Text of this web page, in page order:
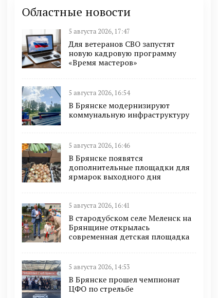
Областные новости
5 августа 2026, 17:47
Для ветеранов СВО запустят
новую кадровую программу
«Время мастеров»
5 августа 2026, 16:54
В Брянске модернизируют
коммунальную инфраструктуру
5 августа 2026, 16:46
В Брянске появятся
дополнительные площадки для
ярмарок выходного дня
5 августа 2026, 16:41
В стародубском селе Меленск на
Брянщине открылась
современная детская площадка
5 августа 2026, 14:53
В Брянске прошел чемпионат
ЦФО по стрельбе